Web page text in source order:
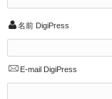
名前 DigiPress
E-mail DigiPress